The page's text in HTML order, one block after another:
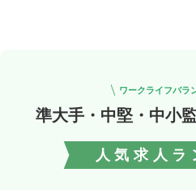
ワークライフバラ
準大手・中堅・中小
人気求人ラ